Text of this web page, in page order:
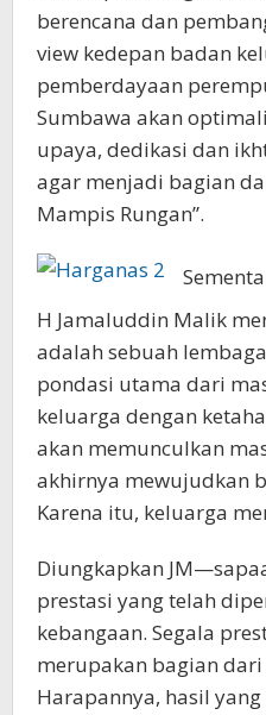
berencana dan
view kedepan badan
pemberdayaan
Sumbawa akan
upaya, dedikasi dan
agar menjadi bagian
Mampis Rungan”.
H Jamaluddin Malik
adalah sebuah
pondasi utama dari
keluarga dengan
akan memunculkan
akhirnya mewujudkan
Karena itu, keluarga
Diungkapkan
prestasi yang telah
kebangaan. Segala
merupakan bagian
Harapannya, hasil